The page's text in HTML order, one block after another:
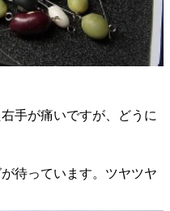
手が痛いですが、どうに
待っています。ツヤツヤ